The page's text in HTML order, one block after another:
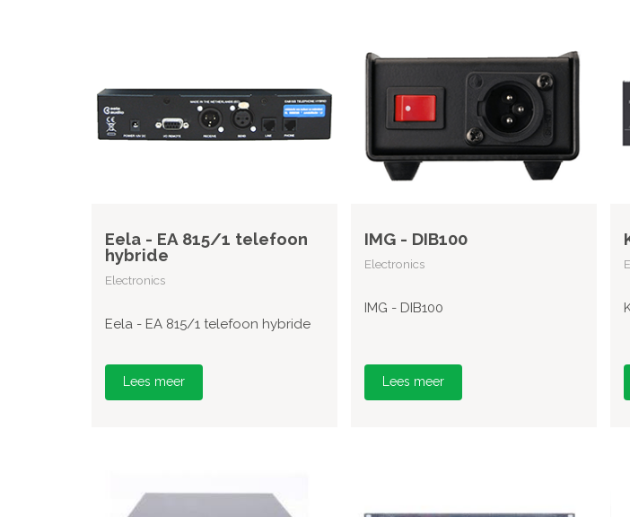
Eela - EA 815/1 telefoon
hybride
Electronics
Eela - EA 815/1 telefoon hybride
Lees meer
IMG - DIB100
Electronics
IMG - DIB100
Lees meer